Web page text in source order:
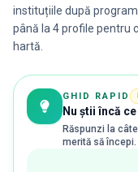
instituțiile după
până la 4 profile pentru
hartă.
GHID RAPID
Nu știi încă
Răspunzi la
merită să începi.